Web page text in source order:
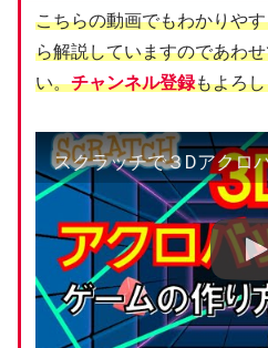
こちらの動画でもわかりや
ら解説していますのであわ
い。チャンネル登録もよろ